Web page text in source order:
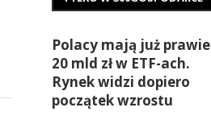
Polacy mają już prawie
20 mld zł w ETF-ach.
Rynek widzi dopiero
początek wzrostu